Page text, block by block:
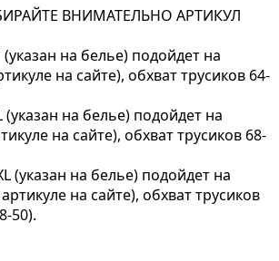
ВНИМАТЕЛЬНО АРТИКУЛ
на белье) подойдет на
на сайте), обхват трусиков 64-
(указан на белье) подойдет на
на сайте), обхват трусиков 68-
(указан на белье) подойдет на
на сайте), обхват трусиков
50).